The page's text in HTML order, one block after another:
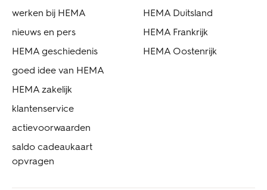
werken bij HEMA
nieuws en pers
HEMA geschiedenis
goed idee van HEMA
HEMA zakelijk
klantenservice
actievoorwaarden
saldo cadeaukaart
opvragen
HEMA Duitsland
HEMA Frankrijk
HEMA Oostenrijk